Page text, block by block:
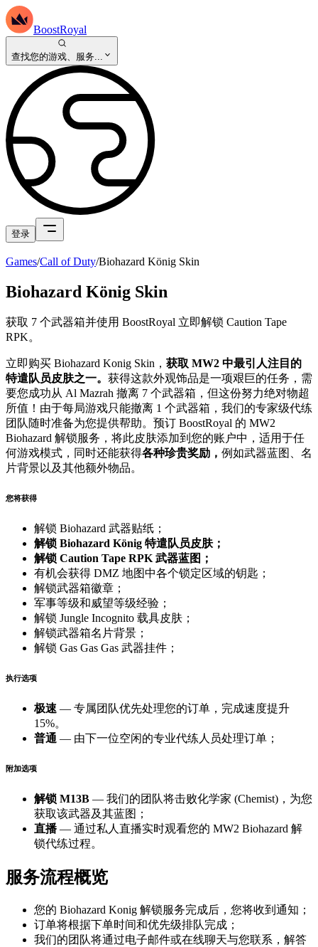
BoostRoyal
查找您的游戏、服务...
登录
Games/Call of Duty/Biohazard König Skin
Biohazard König Skin
获取 7 个武器箱并使用 BoostRoyal 立即解锁 Caution Tape
RPK。
立即购买 Biohazard Konig Skin， 获取 MW2 中最引人注目的
特遣队员皮肤之一。 获得这款外观饰品是一项艰巨的任务，需
要您成功从 Al Mazrah 撤离 7 个武器箱，但这份努力绝对物超
所值！由于每局游戏只能撤离 1 个武器箱，我们的专家级代练
团队随时准备为您提供帮助。预订 BoostRoyal 的 MW2
Biohazard 解锁服务，将此皮肤添加到您的账户中，适用于任
何游戏模式，同时还能获得各种珍贵奖励， 例如武器蓝图、名
片背景以及其他额外物品。
您将获得
解锁 Biohazard 武器贴纸；
解锁 Biohazard König 特遣队员皮肤；
解锁 Caution Tape RPK 武器蓝图；
有机会获得 DMZ 地图中各个锁定区域的钥匙；
解锁武器箱徽章；
军事等级和威望等级经验；
解锁 Jungle Incognito 载具皮肤；
解锁武器箱名片背景；
解锁 Gas Gas Gas 武器挂件；
执行选项
极速 — 专属团队优先处理您的订单，完成速度提升
15%。
普通 — 由下一位空闲的专业代练人员处理订单；
附加选项
解锁 M13B — 我们的团队将击败化学家 (Chemist)，为您
获取该武器及其蓝图；
直播— 通过私人直播实时观看您的 MW2 Biohazard 解
锁代练过程。
服务流程概览
您的 Biohazard Konig 解锁服务完成后，您将收到通知；
订单将根据下单时间和优先级排队完成；
我们的团队将通过电子邮件或在线聊天与您联系，解答